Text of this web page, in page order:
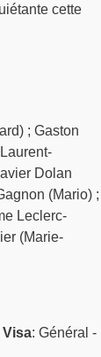
cette
; Gaston
Dolan
(Mario) ;
Leclerc-
(Marie-
Visa: Général -